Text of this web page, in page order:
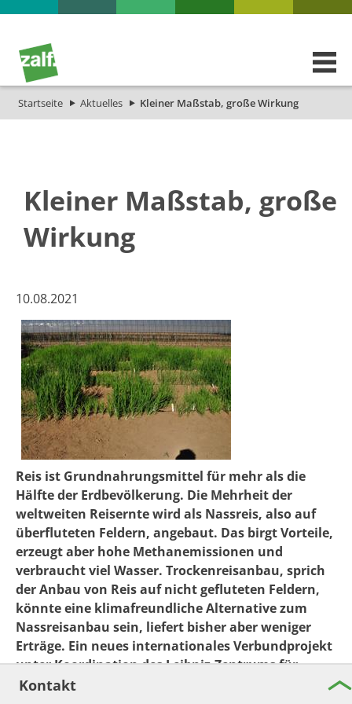
Startseite Aktuelles Kleiner Maßstab, große Wirkung
Kleiner Maßstab, große
Wirkung
​10.08.2021
Reis ist Grundnahrungsmittel für mehr als die
Hälfte der Erdbevölkerung. Die Mehrheit der
weltweiten Reisernte wird als Nassreis, also auf
überfluteten Feldern, angebaut. Das birgt Vorteile,
erzeugt aber hohe Methanemissionen und
verbraucht viel Wasser. Trockenreisanbau, sprich
der Anbau von Reis auf nicht gefluteten Feldern,
könnte eine klimafreundliche Alternative zum
Nassreisanbau sein, liefert bisher aber weniger
Erträge. Ein neues internationales Verbundprojekt
unter Koordination des Leibniz-Zentrums für
Agrarlandschaftsforschung (ZALF) e. V. untersucht
Kontakt